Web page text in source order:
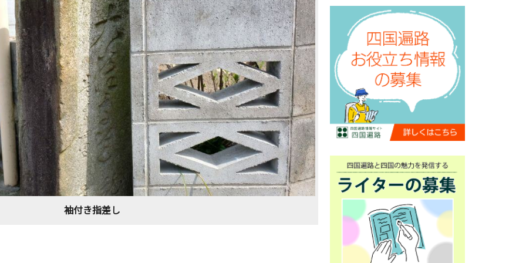
袖付き指差し